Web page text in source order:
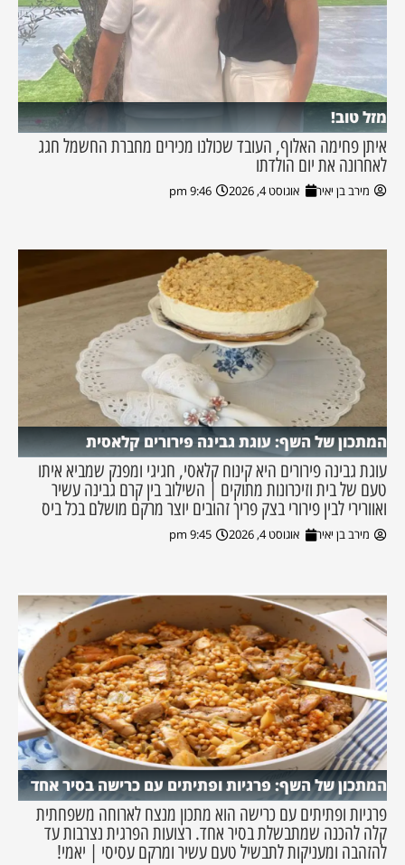
מזל טוב!
איתן פחימה האלוף, העובד שכולנו מכירים מחברת החשמל חגג
לאחרונה את יום הולדתו
מירב בן יאיר אוגוסט 4, 2026 9:46 pm
המתכון של השף: עוגת גבינה פירורים קלאסית
עוגת גבינה פירורים היא קינוח קלאסי, חגיגי ומפנק שמביא איתו
טעם של בית וזיכרונות מתוקים | השילוב בין קרם גבינה עשיר
ואוורירי לבין פירורי בצק פריך זהובים יוצר מרקם מושלם בכל ביס
מירב בן יאיר אוגוסט 4, 2026 9:45 pm
המתכון של השף: פרגיות ופתיתים עם כרישה בסיר אחד
פרגיות ופתיתים עם כרישה הוא מתכון מנצח לארוחה משפחתית
קלה להכנה שמתבשלת בסיר אחד. רצועות הפרגית נצרבות עד
להזהבה ומעניקות לתבשיל טעם עשיר ומרקם עסיסי | יאמי!